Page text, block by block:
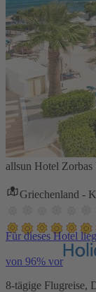
allsun Hotel Zorbas
Griechenland -
Für dieses Hotel
von 96% vor
8-tägige Flugreise,